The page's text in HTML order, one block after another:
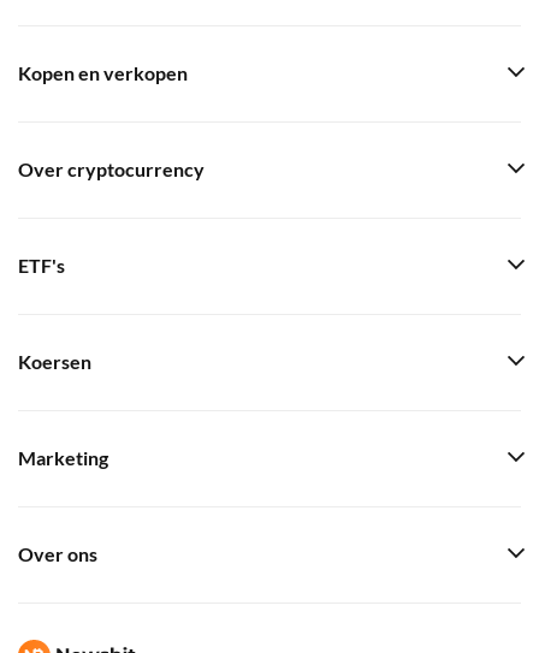
Kopen en verkopen
Over cryptocurrency
ETF's
Koersen
Marketing
Over ons